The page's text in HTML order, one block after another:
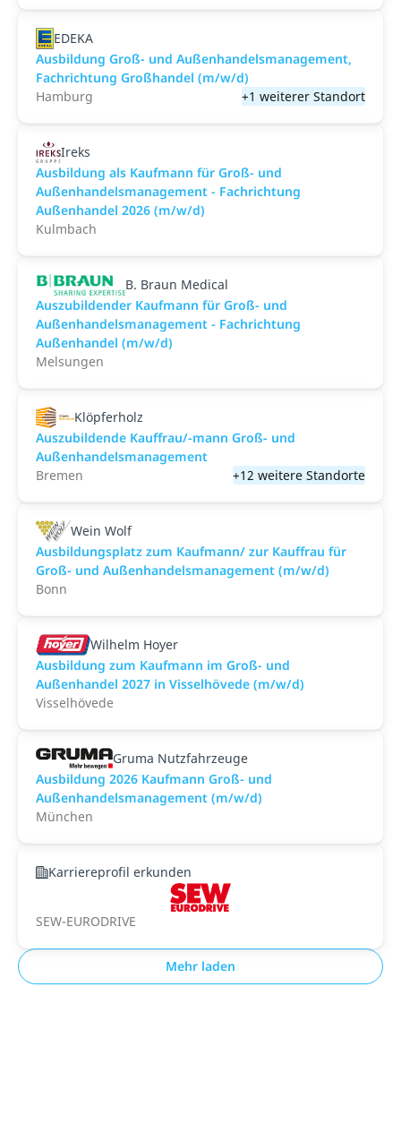
EDEKA
Ausbildung Groß- und Außenhandelsmanagement,
Fachrichtung Großhandel (m/w/d)
Hamburg
+1 weiterer Standort
Ireks
Ausbildung als Kaufmann für Groß- und
Außenhandelsmanagement - Fachrichtung
Außenhandel 2026 (m/w/d)
Kulmbach
B. Braun Medical
Auszubildender Kaufmann für Groß- und
Außenhandelsmanagement - Fachrichtung
Außenhandel (m/w/d)
Melsungen
Klöpferholz
Auszubildende Kauffrau/-mann Groß- und
Außenhandelsmanagement
Bremen
+12 weitere Standorte
Wein Wolf
Ausbildungsplatz zum Kaufmann/ zur Kauffrau für
Groß- und Außenhandelsmanagement (m/w/d)
Bonn
Wilhelm Hoyer
Ausbildung zum Kaufmann im Groß- und
Außenhandel 2027 in Visselhövede (m/w/d)
Visselhövede
Gruma Nutzfahrzeuge
Ausbildung 2026 Kaufmann Groß- und
Außenhandelsmanagement (m/w/d)
München
Karriereprofil erkunden
SEW-EURODRIVE
Mehr laden